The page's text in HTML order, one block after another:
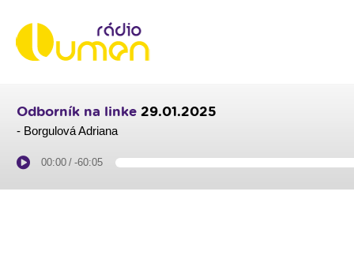
Odborník na linke 29.01.2025
- Borgulová Adriana
00:00 / -60:05